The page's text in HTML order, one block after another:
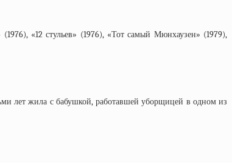
«12 стульев» (1976), «Тот самый Мюнхаузен» (1979),
лет жила с бабушкой, работавшей уборщицей в одном из